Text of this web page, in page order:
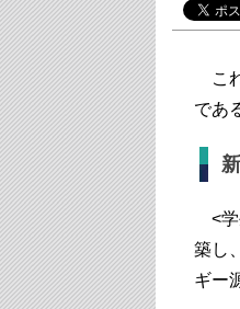
こ
であ
<学
築し
ギー